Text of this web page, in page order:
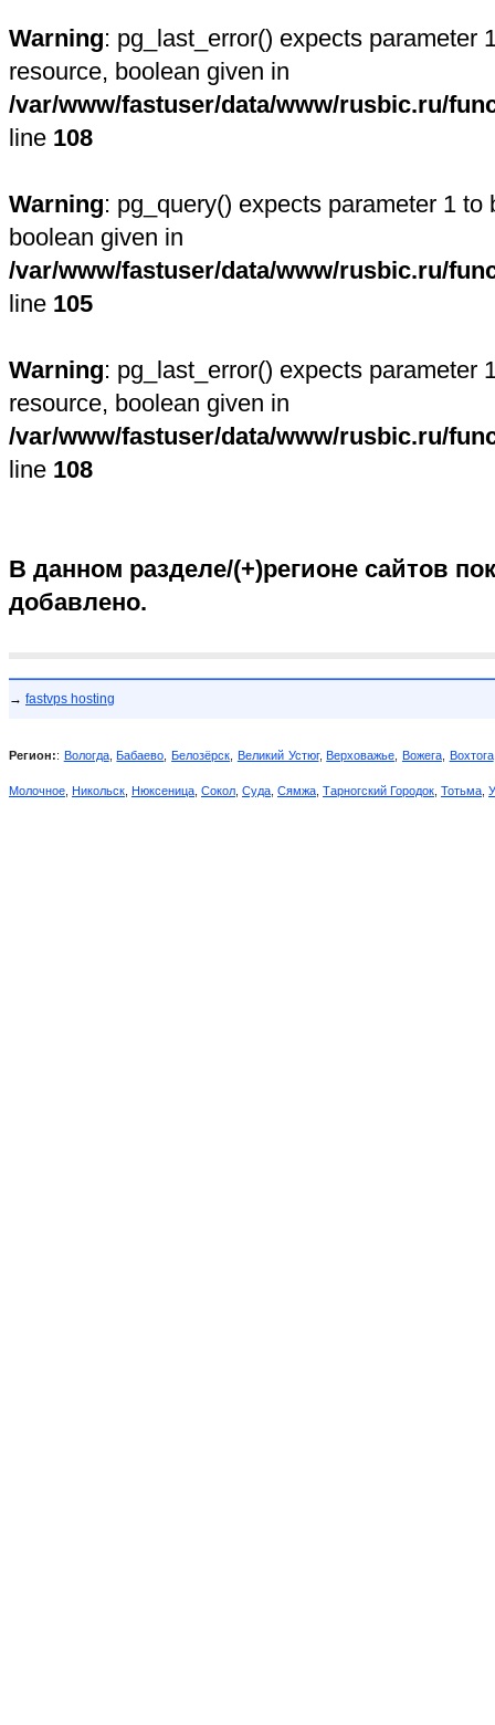
Warning: pg_last_error() expects parameter
resource, boolean given in
/var/www/fastuser/data/www/rusbic.ru/
line 108
Warning: pg_query() expects parameter 1 to
boolean given in
/var/www/fastuser/data/www/rusbic.ru/
line 105
Warning: pg_last_error() expects parameter
resource, boolean given in
/var/www/fastuser/data/www/rusbic.ru/
line 108
В данном разделе/(+)регионе сайтов
добавлено.
→ fastvps hosting
Регион:: Вологда,Бабаево ,Белозёрск Великий Устюг,Верховажье Вожега, Вохтога
Молочное Никольск Нюксеница Сокол Суда Сямжа Тарногский Городок Тотьма